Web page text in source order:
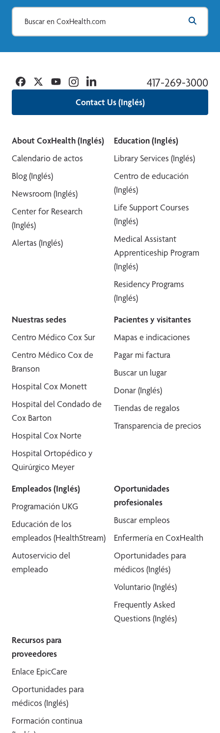
Contact Us (Inglés)
417-269-3000
Facebook
TwitterYouTubeInstagramLinkedin
About CoxHealth (Inglés)
Calendario de actos
Blog (Inglés)
Newsroom (Inglés)
Center for Research
(Inglés)
Alertas (Inglés)
Education (Inglés)
Library Services (Inglés)
Centro de educación
(Inglés)
Life Support Courses
(Inglés)
Medical Assistant
Apprenticeship Program
(Inglés)
Residency Programs
(Inglés)
Nuestras sedes
Centro Médico Cox Sur
Centro Médico Cox de
Branson
Hospital Cox Monett
Hospital del Condado de
Cox Barton
Hospital Cox Norte
Hospital Ortopédico y
Quirúrgico Meyer
Pacientes y visitantes
Mapas e indicaciones
Pagar mi factura
Buscar un lugar
Donar (Inglés)
Tiendas de regalos
Transparencia de precios
Empleados (Inglés)
Programación UKG
Educación de los
empleados (HealthStream)
Autoservicio del
empleado
Oportunidades
profesionales
Buscar empleos
Enfermería en CoxHealth
Oportunidades para
médicos (Inglés)
Voluntario (Inglés)
Frequently Asked
Questions (Inglés)
Recursos para
proveedores
Enlace EpicCare
Oportunidades para
médicos (Inglés)
Formación continua